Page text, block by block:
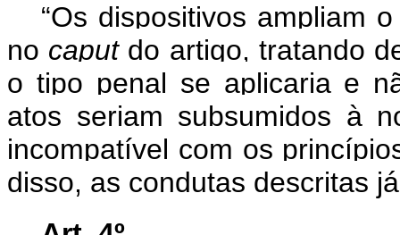
“Os dispositivos ampliam
no caput do artigo, tratando
o tipo penal se aplicaria e
atos seriam subsumidos à
incompatível com os
disso, as condutas descritas